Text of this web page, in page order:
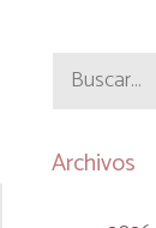
Buscar:
Archivos